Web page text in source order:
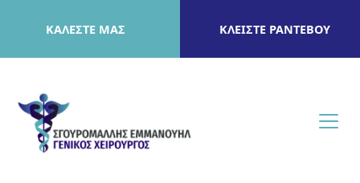
ΚΑΛΕΣΤΕ ΜΑΣ ΚΛΕΙΣΤΕ ΡΑΝΤΕΒΟΥ